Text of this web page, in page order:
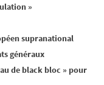
»
supranational
généraux
de black bloc » pour